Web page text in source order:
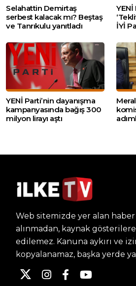
Selahattin Demirtaş
serbest kalacak mı? Beştaş
ve Tanrıkulu yanıtladı
YENİ
İYİ
YENİ Parti’nin dayanışma
kampanyasında bağış 300
milyon lirayı aştı
Web sitemizde yer alan
alınmadan, kaynak
edilemez. Kanuna aykırı ve
kopyalanamaz, başka yerde